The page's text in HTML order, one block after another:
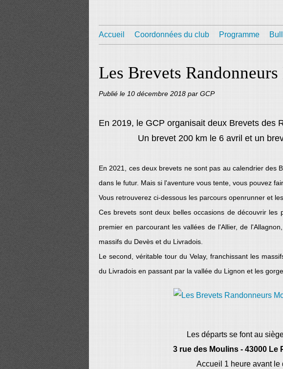
Accueil Coordonnées du club Programme
Les Brevets
Publié le 10 décembre 2018 par GCP
En 2019, le GCP organisait deux Brevets des
Un brevet 200 km le 6 avril et un
En 2021, ces deux brevets ne sont pas au calendrier des
dans le futur. Mais si l'aventure vous tente, vous pouvez
Vous retrouverez ci-dessous les parcours openrunner et
Ces brevets sont deux belles occasions de découvrir les
premier en parcourant les vallées de l'Allier, de
massifs du Devès et du Livradois.
Le second, véritable tour du Velay, franchissant les
du Livradois en passant par la vallée du Lignon et les
Les départs se font au
3 rue des Moulins - 43000 Le
Accueil 1 heure avant le